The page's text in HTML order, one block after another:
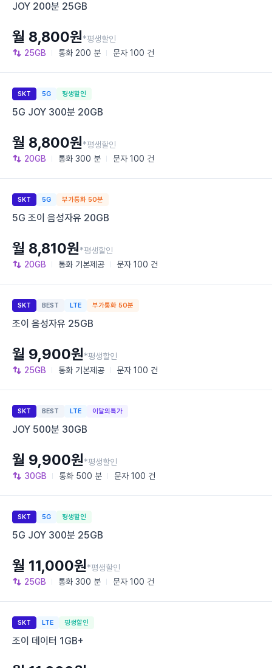
JOY 200분 25GB
25GB 통화 200 분 문자 100 건
월 8,800원*평생할인
SKT 5G 평생할인
5G JOY 300분 20GB
20GB 통화 300 분 문자 100 건
월 8,800원*평생할인
SKT 5G 부가통화 50분
5G 조이 음성자유 20GB
20GB 통화 기본제공 문자 100 건
월 8,810원*평생할인
SKT BEST LTE 부가통화 50분
조이 음성자유 25GB
25GB 통화 기본제공 문자 100 건
월 9,900원*평생할인
SKT BEST LTE 이달의특가
JOY 500분 30GB
30GB 통화 500 분 문자 100 건
월 9,900원*평생할인
SKT 5G 평생할인
5G JOY 300분 25GB
25GB 통화 300 분 문자 100 건
월 11,000원*평생할인
SKT LTE 평생할인
조이 데이터 1GB+